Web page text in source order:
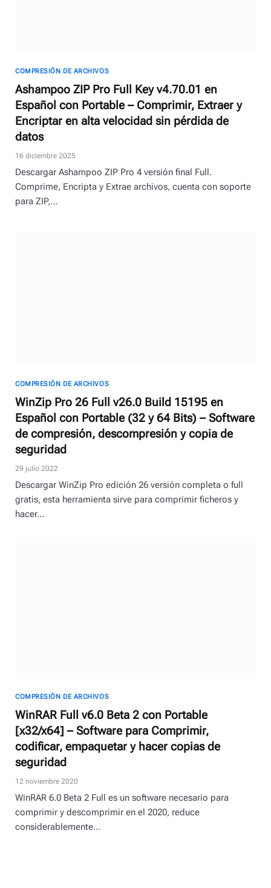
COMPRESIÓN DE ARCHIVOS
Ashampoo ZIP Pro Full Key v4.70.01 en
Español con Portable – Comprimir, Extraer y
Encriptar en alta velocidad sin pérdida de
datos
16 diciembre 2025
Descargar Ashampoo ZIP Pro 4 versión final Full.
Comprime, Encripta y Extrae archivos, cuenta con soporte
para ZIP,…
COMPRESIÓN DE ARCHIVOS
WinZip Pro 26 Full v26.0 Build 15195 en
Español con Portable (32 y 64 Bits) – Software
de compresión, descompresión y copia de
seguridad
29 julio 2022
Descargar WinZip Pro edición 26 versión completa o full
gratis, esta herramienta sirve para comprimir ficheros y
hacer…
COMPRESIÓN DE ARCHIVOS
WinRAR Full v6.0 Beta 2 con Portable
[x32/x64] – Software para Comprimir,
codificar, empaquetar y hacer copias de
seguridad
12 noviembre 2020
WinRAR 6.0 Beta 2 Full es un software necesario para
comprimir y descomprimir en el 2020, reduce
considerablemente…